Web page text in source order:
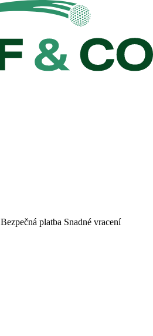
Bezpečná platba Snadné vracení